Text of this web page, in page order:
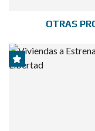
OTRAS